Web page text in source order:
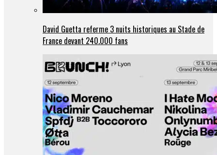
David Guetta referme 3 nuits historiques au Stade de
France devant 240.000 fans